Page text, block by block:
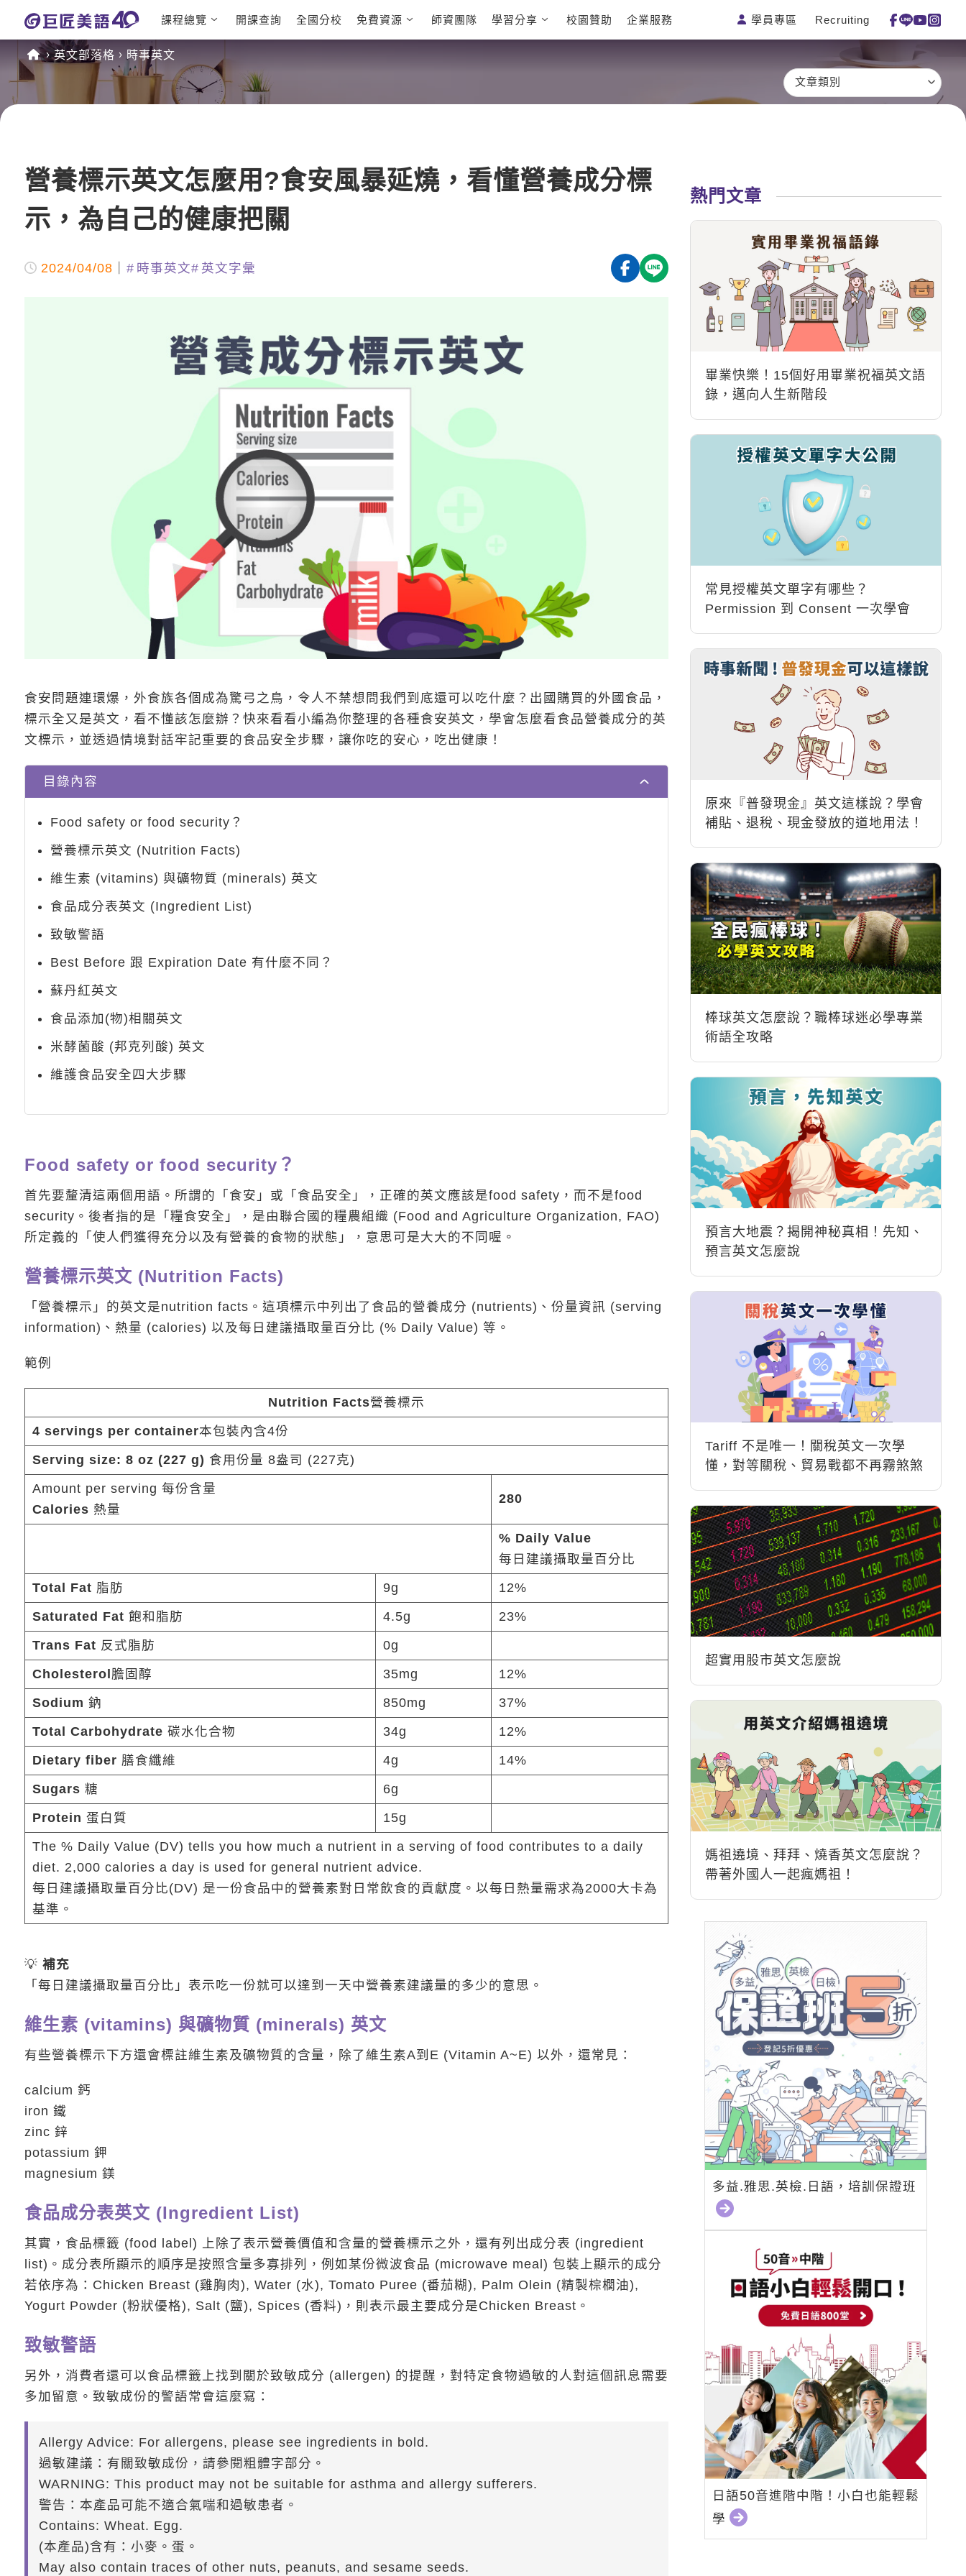
課程總覽
日語課程總
英文課程總
表
TOEFL 托福課程
Cengage TED
Talks
CNN聽力強化
英語俱樂
日語
韓語
一對一家教
企業訓練
開課查詢 全國分校 免費資源 師資團隊 學習分享 校園贊助 企業服務 學員專區 Recruiting
英文部落格 時事英文
文章類別
營養標示英文怎麼用?食安風暴延燒，看懂營養成分標
示，為自己的健康把關
2024/04/08 時事英文 英文字彙
食安問題連環爆，外食族各個成為驚弓之鳥，令人不禁想問我們到底還可以吃什麼？出國購買的外國食品，
標示全又是英文，看不懂該怎麼辦？快來看看小編為你整理的各種食安英文，學會怎麼看食品營養成分的英
文標示，並透過情境對話牢記重要的食品安全步驟，讓你吃的安心，吃出健康！
目錄內容
Food safety or food security？
營養標示英文 (Nutrition Facts)
維生素 (vitamins) 與礦物質 (minerals) 英文
食品成分表英文 (Ingredient List)
致敏警語
Best Before 跟 Expiration Date 有什麼不同？
蘇丹紅英文
食品添加(物)相關英文
米酵菌酸 (邦克列酸) 英文
維護食品安全四大步驟
Food safety or food security？
首先要釐清這兩個用語。所謂的「食安」或「食品安全」，正確的英文應該是food safety，而不是food
security。後者指的是「糧食安全」，是由聯合國的糧農組織 (Food and Agriculture Organization, FAO)
所定義的「使人們獲得充分以及有營養的食物的狀態」，意思可是大大的不同喔。
營養標示英文 (Nutrition Facts)
「營養標示」的英文是nutrition facts。這項標示中列出了食品的營養成分 (nutrients)、份量資訊 (serving
information)、熱量 (calories) 以及每日建議攝取量百分比 (% Daily Value) 等。
範例
Nutrition Facts營養標示
4 servings per container本包裝內含4份
Serving size: 8 oz (227 g) 食用份量 8盎司 (227克)
Amount per serving 每份含量
Calories 熱量
280
% Daily Value
每日建議攝取量百分比
Total Fat 脂肪 9g
12%
Saturated Fat 飽和脂肪 4.5g
23%
Trans Fat 反式脂肪
0g
Cholesterol 膽固醇 35mg
12%
Sodium 鈉 850mg
37%
Total Carbohydrate 碳水化合物 34g
12%
Dietary fiber 膳食纖維 4g
14%
Sugars 糖
6g
Protein 蛋白質
15g
The % Daily Value (DV) tells you how much a nutrient in a serving of food contributes to a daily
diet. 2,000 calories a day is used for general nutrient advice.
每日建議攝取量百分比(DV) 是一份食品中的營養素對日常飲食的貢獻度。以每日熱量需求為2000大卡為
基準。
💡 補充
「每日建議攝取量百分比」表示吃一份就可以達到一天中營養素建議量的多少的意思。
維生素 (vitamins) 與礦物質 (minerals) 英文
有些營養標示下方還會標註維生素及礦物質的含量，除了維生素A到E (Vitamin A~E) 以外，還常見：
calcium 鈣
iron 鐵
zinc 鋅
potassium 鉀
magnesium 鎂
食品成分表英文 (Ingredient List)
其實，食品標籤 (food label) 上除了表示營養價值和含量的營養標示之外，還有列出成分表 (ingredient
list)。成分表所顯示的順序是按照含量多寡排列，例如某份微波食品 (microwave meal) 包裝上顯示的成分
若依序為：Chicken Breast (雞胸肉), Water (水), Tomato Puree (番茄糊), Palm Olein (精製棕櫚油),
Yogurt Powder (粉狀優格), Salt (鹽), Spices (香料)，則表示最主要成分是Chicken Breast。
致敏警語
另外，消費者還可以食品標籤上找到關於致敏成分 (allergen) 的提醒，對特定食物過敏的人對這個訊息需要
多加留意。致敏成份的警語常會這麼寫：
Allergy Advice: For allergens, please see ingredients in bold.
過敏建議：有關致敏成份，請參閱粗體字部分。
WARNING: This product may not be suitable for asthma and allergy sufferers.
警告：本產品可能不適合氣喘和過敏患者。
Contains: Wheat. Egg.
(本產品)含有：小麥。蛋。
May also contain traces of other nuts, peanuts, and sesame seeds.
熱門文章
畢業快樂！15個好用畢業祝福英文語
錄，邁向人生新階段
常見授權英文單字有哪些？
Permission 到 Consent 一次學會
原來『普發現金』英文這樣說？學會
補貼、退稅、現金發放的道地用法！
棒球英文怎麼說？職棒球迷必學專業
術語全攻略
預言大地震？揭開神秘真相！先知、
預言英文怎麼說
Tariff 不是唯一！關稅英文一次學
懂，對等關稅、貿易戰都不再霧煞煞
超實用股市英文怎麼說
媽祖遶境、拜拜、燒香英文怎麼說？
帶著外國人一起瘋媽祖！
多益.雅思.英檢.日語，培訓保證班
日語50音進階中階！小白也能輕鬆
學